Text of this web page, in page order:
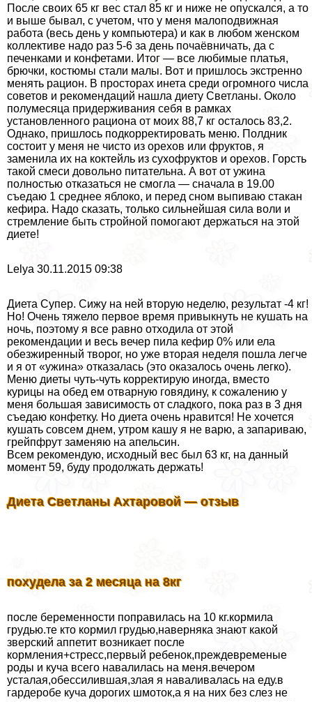
После своих 65 кг вес стал 85 кг и ниже не опускался, а то
и выше бывал, с учетом, что у меня малоподвижная
работа (весь день у компьютера) и как в любом женском
коллективе надо раз 5-6 за день почаёвничать, да с
печенками и конфетами. Итог — все любимые платья,
брючки, костюмы стали малы. Вот и пришлось экстренно
менять рацион. В просторах инета среди огромного числа
советов и рекомендаций нашла диету Светланы. Около
полумесяца придерживания себя в рамках
установленного рациона от моих 88,7 кг осталось 83,2.
Однако, пришлось подкорректировать меню. Полдник
состоит у меня не чисто из орехов или фруктов, я
заменила их на коктейль из сухофруктов и орехов. Горсть
такой смеси довольно питательна. А вот от ужина
полностью отказаться не смогла — сначала в 19.00
съедаю 1 среднее яблоко, и перед сном выпиваю стакан
кефира. Надо сказать, только сильнейшая сила воли и
стремление быть стройной помогают держаться на этой
диете!
Lelya 30.11.2015 09:38
Диета Супер. Сижу на ней вторую неделю, результат -4 кг!
Но! Очень тяжело первое время привыкнуть не кушать на
ночь, поэтому я все равно отходила от этой
рекомендации и весь вечер пила кефир 0% или ела
обезжиренный творог, но уже вторая неделя пошла легче
и я от «ужина» отказалась (это оказалось очень легко).
Меню диеты чуть-чуть корректирую иногда, вместо
курицы на обед ем отварную говядину, к сожалению у
меня большая зависимость от сладкого, пока раз в 3 дня
съедаю конфетку. Но диета очень нравится! Не хочется
кушать совсем днем, утром кашу я не варю, а запариваю,
грейпфрут заменяю на апельсин.
Всем рекомендую, исходный вес был 63 кг, на данный
момент 59, буду продолжать держать!
Диета Светланы Ахтаровой — отзыв
похудела за 2 месяца на 8кг
после беременности поправилась на 10 кг.кормила
гpyдью.те кто кормил гpyдью,наверняка знают какой
зверский аппетит возникает после
кормления+стресс,первый ребенок,преждевременые
роды и куча всего навалилась на меня.вечером
усталая,обессилившая,злая я наваливалась на еду.в
гардеробе куча дорогих шмоток,а я на них без слез не